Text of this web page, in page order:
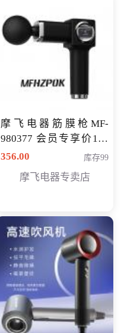
摩飞电器筋膜枪MF-
980377 会员专享价199
元
356.00 库存99
摩飞电器专卖店